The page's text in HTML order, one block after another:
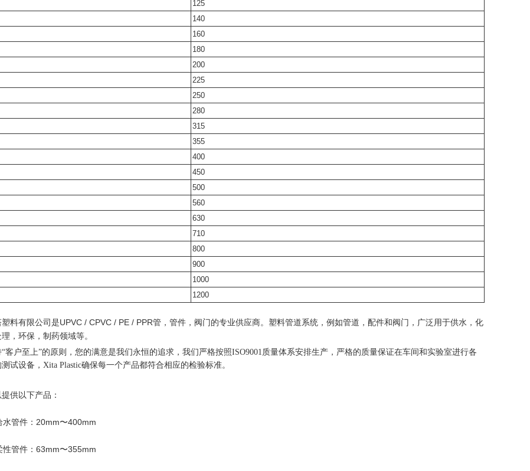
125
140
160
180
200
225
250
280
315
355
400
450
500
560
630
710
800
900
1000
1200
料有限公司是UPVC / CPVC / PE / PPR管，管件，阀门的专业供应商。 塑料管道系统，例如管道，配件和阀门，广泛用于供水，化
，环保，制药领域等。
“客户至上”的原则，您的满意是我们永恒的追求，我们严格按照ISO9001质量体系安排生产，严格的质量保证在车间和实验室进行各
试设备，Xita Plastic确保每一个产品都符合相应的检验标准。
供以下产品：
水管件：20mm〜400mm
性管件：63mm〜355mm